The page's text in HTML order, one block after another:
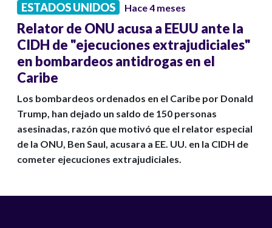
ESTADOS UNIDOS Hace 4 meses
Relator de ONU acusa a EEUU ante la
CIDH de "ejecuciones extrajudiciales"
en bombardeos antidrogas en el
Caribe
Los bombardeos ordenados en el Caribe por Donald
Trump, han dejado un saldo de 150 personas
asesinadas, razón que motivó que el relator especial
de la ONU, Ben Saul, acusara a EE. UU. en la CIDH de
cometer ejecuciones extrajudiciales.